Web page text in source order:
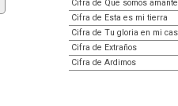
Cifra de Que somos
Cifra de Esta es mi tierra
Cifra de Tu gloria en mi
Cifra de Extraños
Cifra de Ardimos